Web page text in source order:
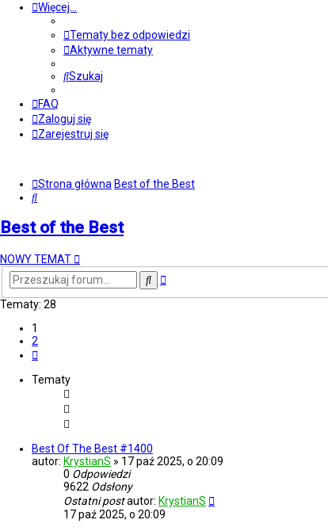
Więcej…
Tematy bez odpowiedzi
Aktywne tematy
Szukaj
FAQ
Zaloguj się
Zarejestruj się
Strona główna Best of the Best
Szukaj
Best of the Best
NOWY TEMAT
SzukajWyszukiwanie
zaawansowane
Tematy: 28
1
2
Tematy
Best Of The Best #1400
autor: KrystianS » 17 paź 2025, o 20:09
0 Odpowiedzi
9622 Odsłony
Ostatni postautor: KrystianS
17 paź 2025, o 20:09